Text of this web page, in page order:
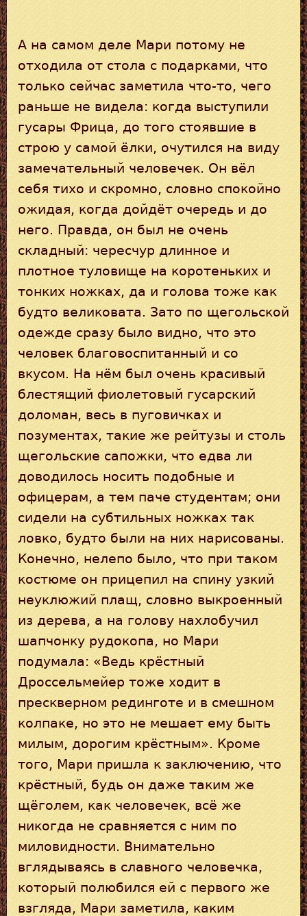
А на самом деле Мари потому не
отходила от стола с подарками, что
только сейчас заметила что-то, чего
раньше не видела: когда выступили
гусары Фрица, до того стоявшие в
строю у самой ёлки, очутился на виду
замечательный человечек. Он вёл
себя тихо и скромно, словно спокойно
ожидая, когда дойдёт очередь и до
него. Правда, он был не очень
складный: чересчур длинное и
плотное туловище на коротеньких и
тонких ножках, да и голова тоже как
будто великовата. Зато по щегольской
одежде сразу было видно, что это
человек благовоспитанный и со
вкусом. На нём был очень красивый
блестящий фиолетовый гусарский
доломан, весь в пуговичках и
позументах, такие же рейтузы и столь
щегольские сапожки, что едва ли
доводилось носить подобные и
офицерам, а тем паче студентам; они
сидели на субтильных ножках так
ловко, будто были на них нарисованы.
Конечно, нелепо было, что при таком
костюме он прицепил на спину узкий
неуклюжий плащ, словно выкроенный
из дерева, а на голову нахлобучил
шапчонку рудокопа, но Мари
подумала: «Ведь крёстный
Дроссельмейер тоже ходит в
прескверном рединготе и в смешном
колпаке, но это не мешает ему быть
милым, дорогим крёстным». Кроме
того, Мари пришла к заключению, что
крёстный, будь он даже таким же
щёголем, как человечек, всё же
никогда не сравняется с ним по
миловидности. Внимательно
вглядываясь в славного человечка,
который полюбился ей с первого же
взгляда, Мари заметила, каким